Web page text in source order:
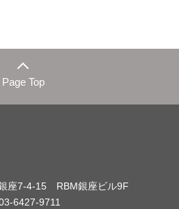
Page Top
座7-4-15 RBM銀座ビル9F
6427-9711